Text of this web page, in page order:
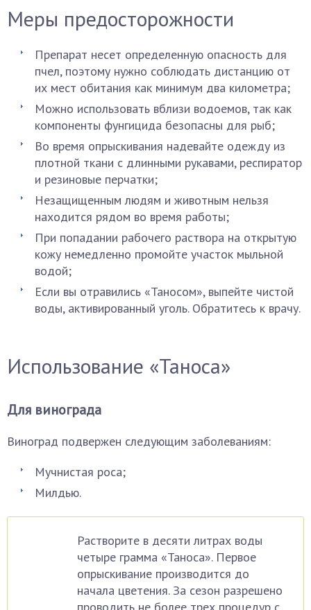
Меры предосторожности
Препарат несет определенную опасность для
пчел, поэтому нужно соблюдать дистанцию от
их мест обитания как минимум два километра;
Можно использовать вблизи водоемов, так как
компоненты фунгицида безопасны для рыб;
Во время опрыскивания надевайте одежду из
плотной ткани с длинными рукавами, респиратор
и резиновые перчатки;
Незащищенным людям и животным нельзя
находится рядом во время работы;
При попадании рабочего раствора на открытую
кожу немедленно промойте участок мыльной
водой;
Если вы отравились «Таносом», выпейте чистой
воды, активированный уголь. Обратитесь к врачу.
Использование «Таноса»
Для винограда
Виноград подвержен следующим заболеваниям:
Мучнистая роса;
Милдью.
Растворите в десяти литрах воды
четыре грамма «Таноса». Первое
опрыскивание производится до
начала цветения. За сезон разрешено